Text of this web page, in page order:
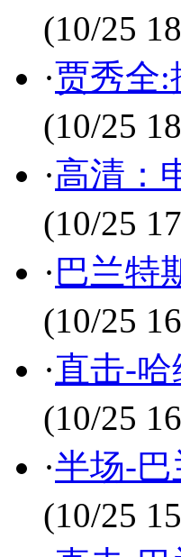
(10/25
·贾秀全:
(10/25
·高清：
(10/25
·巴兰特
(10/25
·直击-
(10/25
·半场-
(10/25